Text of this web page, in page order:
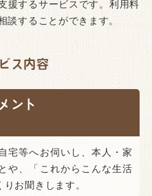
援するサービスです。利用料
することができます。
ス内容
ント
宅等へお伺いし、本人・家
や、「これからこんな生活
お聞きします。